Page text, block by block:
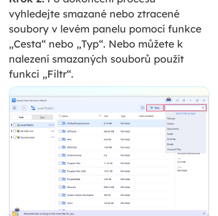
vyhledejte smazané nebo ztracené
soubory v levém panelu pomocí funkce
„Cesta“ nebo „Typ“. Nebo můžete k
nalezení smazaných souborů použít
funkci „Filtr“.